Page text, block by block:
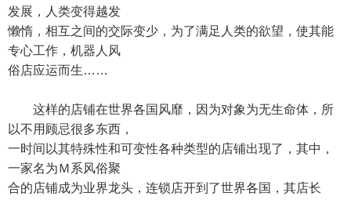
发展，人类变得越发
懒惰，相互之间的交际变少，为了满足人类的欲望，使其能
专心工作，机器人风
俗店应运而生……
这样的店铺在世界各国风靡，因为对象为无生命体，所
以不用顾忌很多东西，
一时间以其特殊性和可变性各种类型的店铺出现了，其中，
一家名为Ｍ系风俗聚
合的店铺成为业界龙头，连锁店开到了世界各国，其店长